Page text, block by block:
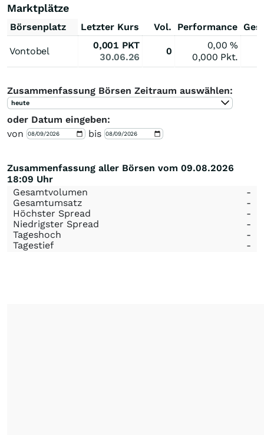
Marktplätze
Börsenplatz Letzter Kurs Vol. Performance
Vontobel
0,001 PKT
30.06.26
0
0,00%
0,000 Pkt.
Zusammenfassung Börsen Zeitraum auswählen:
heute
oder Datum eingeben:
von
bis
Zusammenfassung aller Börsen vom 09.08.2026
18:09 Uhr
Gesamtvolumen
-
Gesamtumsatz
-
Höchster Spread
-
Niedrigster Spread
-
Tageshoch
-
Tagestief
-